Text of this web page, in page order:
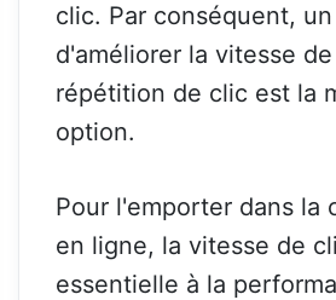
clic. Par conséquent,
d'améliorer la vitesse
répétition de clic est la
option.
Pour l'emporter dans la
en ligne, la vitesse de
essentielle à la